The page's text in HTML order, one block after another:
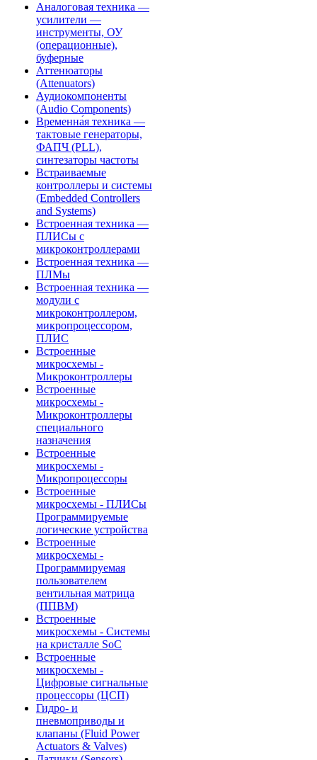
Аналоговая техника —
усилители —
инструменты, ОУ
(операционные),
буферные
Аттенюаторы
(Attenuators)
Аудиокомпоненты
(Audio Components)
Временна́я техника —
тактовые генераторы,
ФАПЧ (PLL),
синтезаторы частоты
Встраиваемые
контроллеры и системы
(Embedded Controllers
and Systems)
Встроенная техника —
ПЛИСы с
микроконтроллерами
Встроенная техника —
ПЛМы
Встроенная техника —
модули с
микроконтроллером,
микропроцессором,
ПЛИС
Встроенные
микросхемы -
Микроконтроллеры
Встроенные
микросхемы -
Микроконтроллеры
специального
назначения
Встроенные
микросхемы -
Микропроцессоры
Встроенные
микросхемы - ПЛИСы
Программируемые
логические устройства
Встроенные
микросхемы -
Программируемая
пользователем
вентильная матрица
(ППВМ)
Встроенные
микросхемы - Системы
на кристалле SoC
Встроенные
микросхемы -
Цифровые сигнальные
процессоры (ЦСП)
Гидро- и
пневмоприводы и
клапаны (Fluid Power
Actuators & Valves)